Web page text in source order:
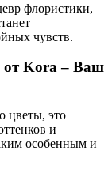
флористики,
чувств.
от Kora – Ваш
цветы, это
и
особенным и